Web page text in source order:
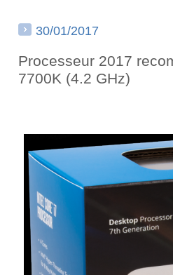
30/01/2017
Processeur 2017
7700K (4.2 GHz)